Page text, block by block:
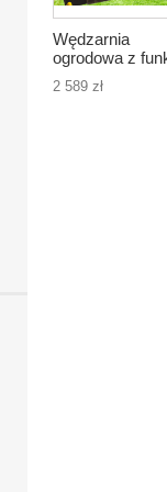
Wędzarnia
ogrodowa z
grilla. Betonowa,
imitacja drewna,
2 589 zł